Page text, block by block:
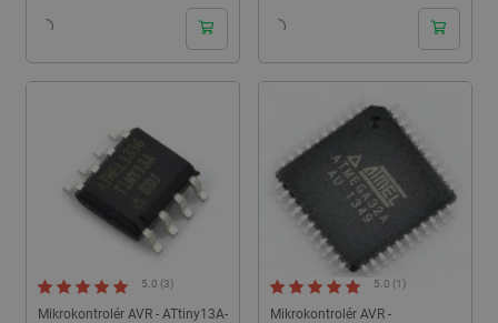
Mikrokontrolér AVR - ATtiny13A-
5.0 (3)
Mikrokontrolér AVR -
5.0 (1)